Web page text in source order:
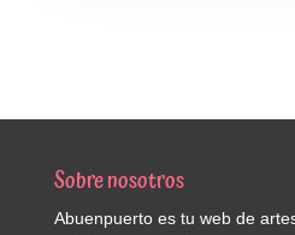
Sobre nosotros
Abuenpuerto es tu web de